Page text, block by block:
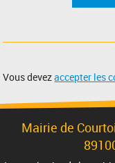
Vous devezaccepter les
Mairie de